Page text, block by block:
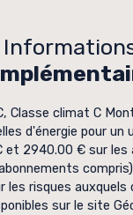
Classe climat C
d'énergie pour un
et 2940.00 € sur les
les risques auxquels
sur le site